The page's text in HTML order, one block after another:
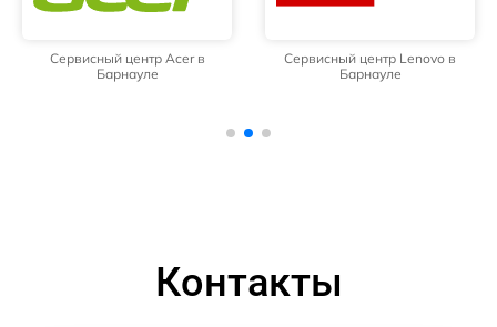
Сервисный центр Acer в
Барнауле
Сервисный центр Lenovo в
Барнауле
Контакты